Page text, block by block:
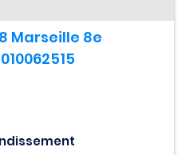
Marseille 8e